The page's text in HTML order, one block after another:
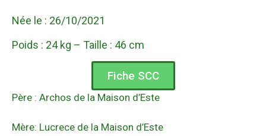
Née le : 26/10/2021
Poids : 24 kg – Taille : 46 cm
Fiche SCC
Père : Archos de la Maison d’Este
Mère: Lucrece de la Maison d’Este